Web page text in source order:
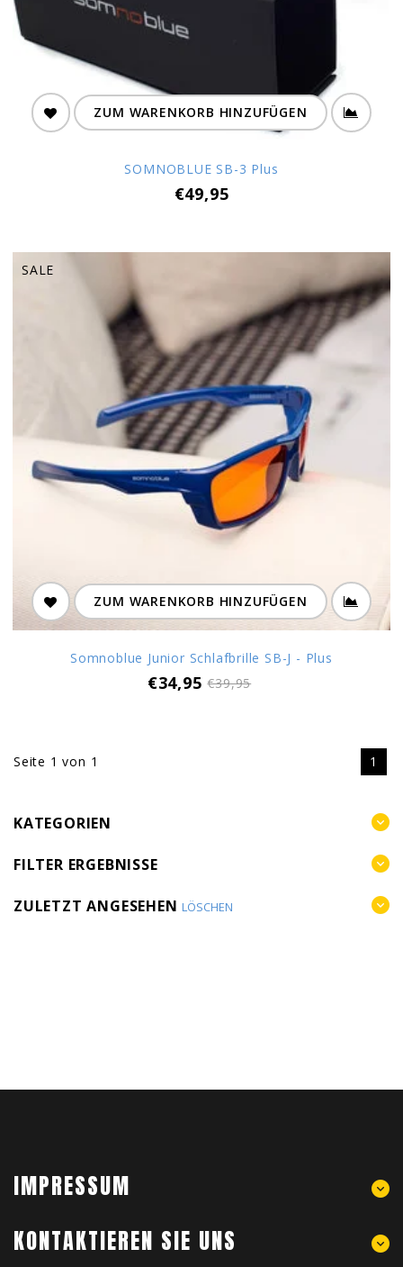
ZUM WARENKORB HINZUFÜGEN
SOMNOBLUE SB-3 Plus
€49,95
ZUM WARENKORB HINZUFÜGEN
Somnoblue Junior Schlafbrille SB-J - Plus
€34,95€39,95
SALE
Seite 1 von 1 1
KATEGORIEN
FILTER ERGEBNISSE
ZULETZT ANGESEHENLÖSCHEN
IMPRESSUM
KONTAKTIEREN SIE UNS